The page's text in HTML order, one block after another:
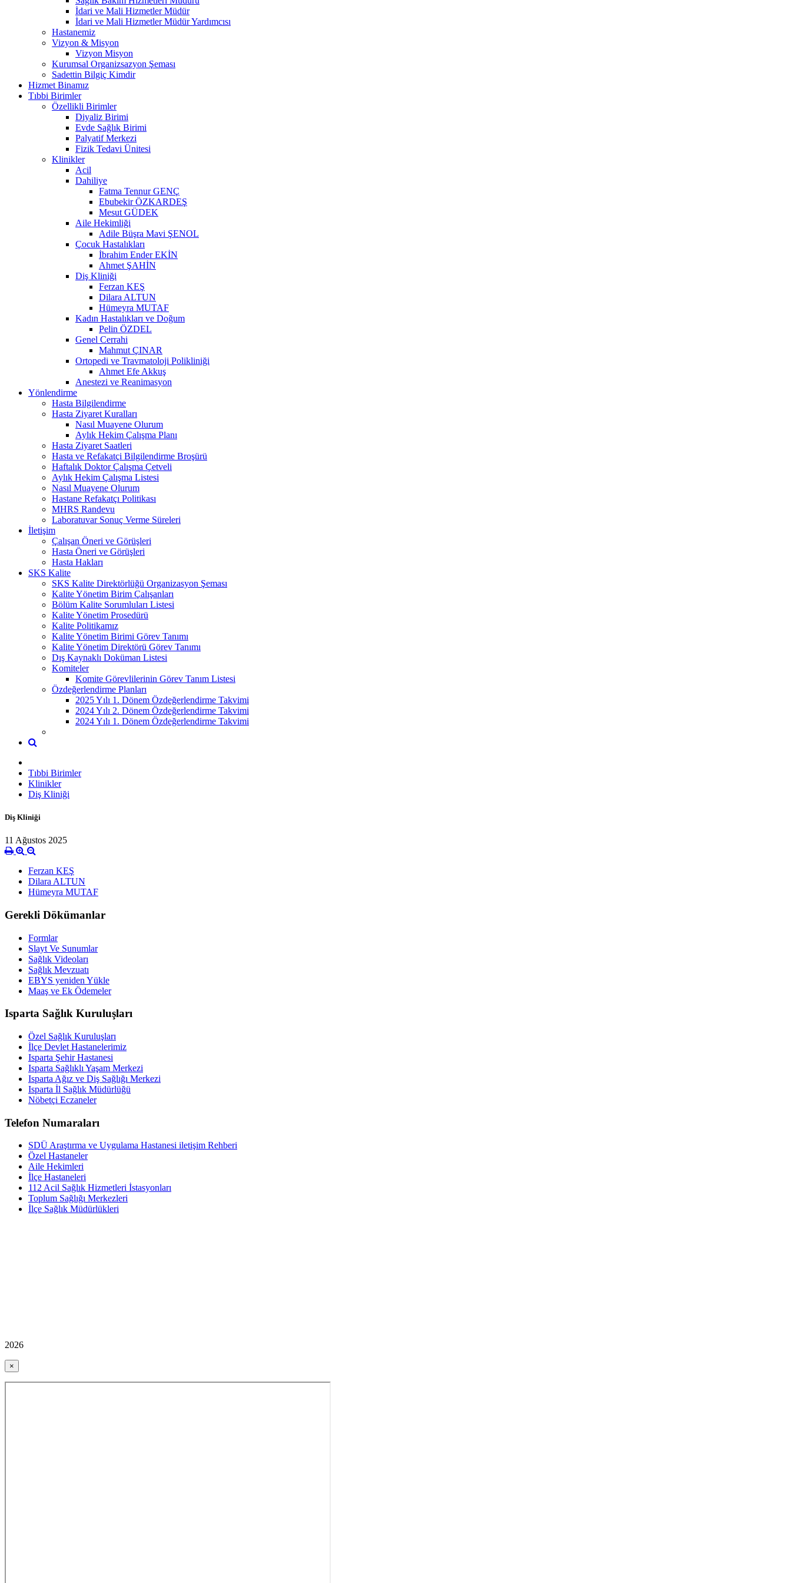
İdari ve Mali Hizmetler Müdür
İdari ve Mali Hizmetler Müdür Yardımcısı
Hastanemiz
Vizyon & Misyon
Vizyon Misyon
Kurumsal Organizsazyon Şeması
Sadettin Bilgiç Kimdir
Hizmet Binamız
Tıbbi Birimler
Özellikli Birimler
Diyaliz Birimi
Evde Sağlık Birimi
Palyatif Merkezi
Fizik Tedavi Ünitesi
Klinikler
Acil
Dahiliye
Fatma Tennur GENÇ
Ebubekir ÖZKARDEŞ
Mesut GÜDEK
Aile Hekimliği
Adile Büşra Mavi ŞENOL
Çocuk Hastalıkları
İbrahim Ender EKİN
Ahmet ŞAHİN
Diş Kliniği
Ferzan KEŞ
Dilara ALTUN
Hümeyra MUTAF
Kadın Hastalıkları ve Doğum
Pelin ÖZDEL
Genel Cerrahi
Mahmut ÇINAR
Ortopedi ve Travmatoloji Polikliniği
Ahmet Efe Akkuş
Anestezi ve Reanimasyon
Yönlendirme
Hasta Bilgilendirme
Hasta Ziyaret Kuralları
Nasıl Muayene Olurum
Aylık Hekim Çalışma Planı
Hasta Ziyaret Saatleri
Hasta ve Refakatçi Bilgilendirme Broşürü
Haftalık Doktor Çalışma Çetveli
Aylık Hekim Çalışma Listesi
Nasıl Muayene Olurum
Hastane Refakatçı Politikası
MHRS Randevu
Laboratuvar Sonuç Verme Süreleri
İletişim
Çalışan Öneri ve Görüşleri
Hasta Öneri ve Görüşleri
Hasta Hakları
SKS Kalite
SKS Kalite Direktörlüğü Organizasyon Şeması
Kalite Yönetim Birim Çalışanları
Bölüm Kalite Sorumluları Listesi
Kalite Yönetim Prosedürü
Kalite Politikamız
Kalite Yönetim Birimi Görev Tanımı
Kalite Yönetim Direktörü Görev Tanımı
Dış Kaynaklı Doküman Listesi
Komiteler
Komite Görevlilerinin Görev Tanım Listesi
Özdeğerlendirme Planları
2025 Yılı 1. Dönem Özdeğerlendirme Takvimi
2024 Yılı 2. Dönem Özdeğerlendirme Takvimi
2024 Yılı 1. Dönem Özdeğerlendirme Takvimi
Tıbbi Birimler
Klinikler
Diş Kliniği
Diş Kliniği
11 Ağustos 2025
Ferzan KEŞ
Dilara ALTUN
Hümeyra MUTAF
Gerekli Dökümanlar
Formlar
Slayt Ve Sunumlar
Sağlık Videoları
Sağlık Mevzuatı
EBYS yeniden Yükle
Maaş ve Ek Ödemeler
Isparta Sağlık Kuruluşları
Özel Sağlık Kuruluşları
İlçe Devlet Hastanelerimiz
Isparta Şehir Hastanesi
Isparta Sağlıklı Yaşam Merkezi
Isparta Ağız ve Diş Sağlığı Merkezi
Isparta İl Sağlık Müdürlüğü
Nöbetçi Eczaneler
Telefon Numaraları
SDÜ Araştırma ve Uygulama Hastanesi iletişim Rehberi
Özel Hastaneler
Aile Hekimleri
İlçe Hastaneleri
112 Acil Sağlık Hizmetleri İstasyonları
Toplum Sağlığı Merkezleri
İlçe Sağlık Müdürlükleri
2026
×